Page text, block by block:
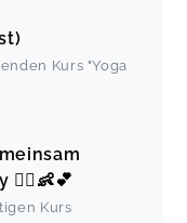
Kurs "Yoga
Kurs